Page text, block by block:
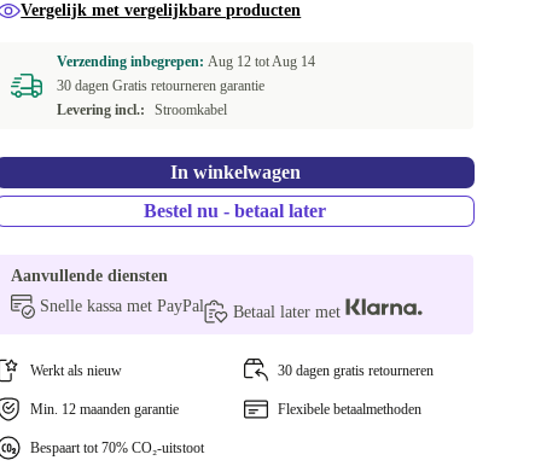
Vergelijk met vergelijkbare producten
Verzending inbegrepen:Aug 12 totAug 14
30 dagen Gratis retourneren garantie
Levering incl.:
Stroomkabel
In winkelwagen
Bestel nu - betaal later
Aanvullende diensten
Snelle kassa met PayPal
Betaal later met
Werkt als nieuw 30 dagen gratis retourneren
Min. 12 maanden garantie Flexibele betaalmethoden
Bespaart tot 70% CO₂-uitstoot